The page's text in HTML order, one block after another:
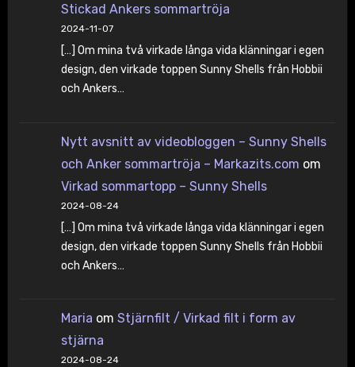
Stickad Ankers sommartröja
2024-11-07
[…] Om mina två virkade långa vida klänningar i egen
design, den virkade toppen Sunny Shells från Hobbii
och Ankers…
Nytt avsnitt av videobloggen – Sunny Shells
och Anker sommartröja – Markazits.com om
Virkad sommartopp – Sunny Shells
2024-08-24
[…] Om mina två virkade långa vida klänningar i egen
design, den virkade toppen Sunny Shells från Hobbii
och Ankers…
Maria om Stjärnfilt / Virkad filt i form av
stjärna
2024-08-24